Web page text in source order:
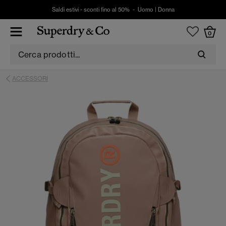
Saldi estivi - sconti fino al 50% - Uomo Donna
0
ACCESSORI